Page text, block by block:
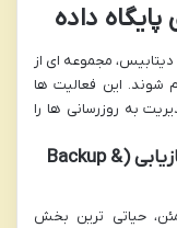
داده
دیتابیس، مجموعه ای از
شوند. این فعالیت ها
به روزرسانی ها را
استراتژی های جامع پشتیبان گیری و بازیابی (Backup &
حیاتی ترین بخش